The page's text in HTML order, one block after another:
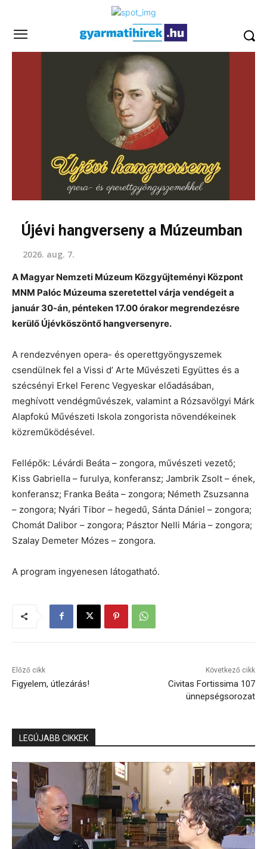
Újévi hangverseny a Múzeumban
2026. aug. 7.
A Magyar Nemzeti Múzeum Közgyűjteményi Központ
MNM Palóc Múzeuma szeretettel várja vendégeit a
január 30-án, pénteken 17.00 órakor megrendezésre
kerülő Újévköszöntő hangversenyre.
A rendezvényen opera- és operettgyöngyszemek
csendülnek fel a Vissi d’ Arte Művészeti Együttes és a
szécsényi Erkel Ferenc Vegyeskar előadásában,
meghívott vendégművészek, valamint a Rózsavölgyi Márk
Alapfokú Művészeti Iskola zongorista növendékeinek
közreműködésével.
Fellépők: Lévárdi Beáta – zongora, művészeti vezető;
Kiss Gabriella – furulya, konferansz; Jambrik Zsolt – ének,
konferansz; Franka Beáta – zongora; Németh Zsuzsanna
– zongora; Nyári Tibor – hegedű, Sánta Dániel – zongora;
Chomát Dalibor – zongora; Pásztor Nelli Mária – zongora;
Szalay Demeter Mózes – zongora.
A program ingyenesen látogatható.
Előző cikk
Figyelem, útlezárás!
Következő cikk
Civitas Fortissima 107
ünnepségsorozat
LEGÚJABB CIKKEK